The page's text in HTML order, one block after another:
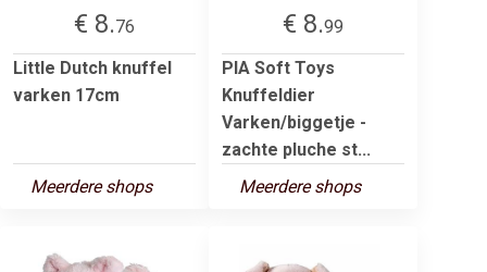
€ 8.76
Little Dutch knuffel
varken 17cm
Meerdere shops
€ 8.99
PIA Soft Toys
Knuffeldier
Varken/biggetje -
zachte pluche st...
Meerdere shops